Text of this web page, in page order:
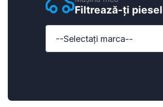
Filtrează-ți
--Selectați marca--